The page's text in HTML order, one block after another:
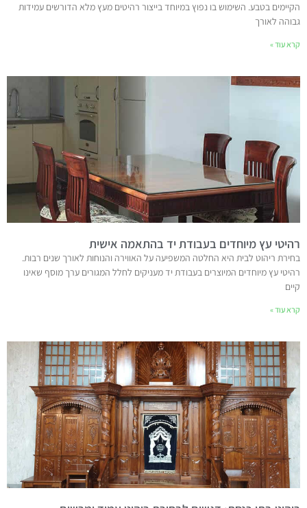
הקיימים בטבע. השימוש בו נפוץ במיוחד בייצור רהיטים מעץ מלא הדורשים עמידות
גבוהה לאורך
קרא עוד »
רהיטי עץ מיוחדים בעבודת יד בהתאמה אישית
בחירת ריהוט לבית היא החלטה המשפיעה על האווירה והנוחות לאורך שנים רבות.
רהיטי עץ מיוחדים המיוצרים בעבודת יד מעניקים לחלל המגורים ערך מוסף שאינו
קיים
קרא עוד »